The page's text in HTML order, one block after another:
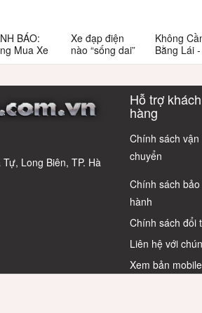
BÁO:
Mua Xe
Chỉ Vì
5 Bẫy
Chọn Xe
Chỉnh
Xe đạp điện
nào “sống dai”
nhất sau 5
có câu trả lời
Không
Bằng Lái
3 Xe Đạp
Cho Học
Long Biên, TP. Hà
Hỗ trợ khách
hàng
Chính sách vận
chuyển
Chính sách bảo
hành
Chính sách đổi
Liên hệ với
Xem bản